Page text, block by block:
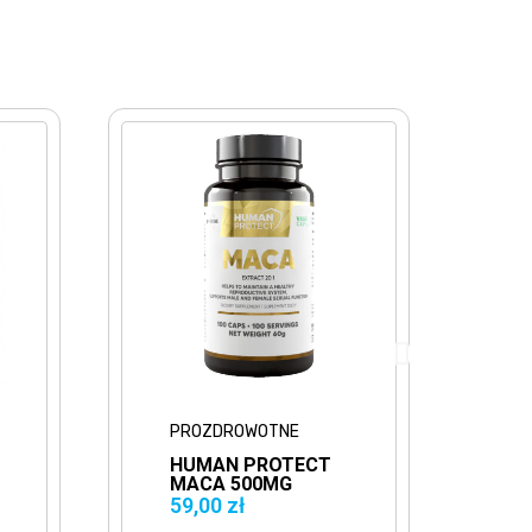
HUMAN PROTECT